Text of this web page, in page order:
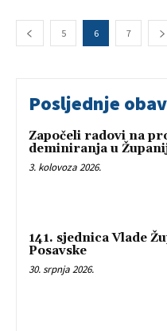
5 6 7
Posljednje
Započeli radovi na
deminiranja u
3. kolovoza 2026.
141. sjednica Vlade
Posavske
30. srpnja 2026.